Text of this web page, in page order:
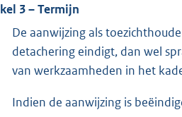
3 – Termijn
De aanwijzing als
detachering eindigt, dan wel
van werkzaamheden in het
Indien de aanwijzing is